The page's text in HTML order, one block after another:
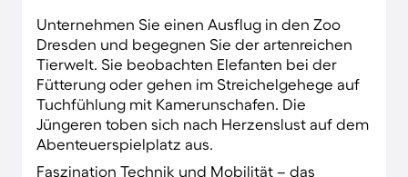
Unternehmen Sie einen Ausflug in den Zoo
Dresden und begegnen Sie der artenreichen
Tierwelt. Sie beobachten Elefanten bei der
Fütterung oder gehen im Streichelgehege auf
Tuchfühlung mit Kamerunschafen. Die
Jüngeren toben sich nach Herzenslust auf dem
Abenteuerspielplatz aus.
Faszination Technik und Mobilität – das